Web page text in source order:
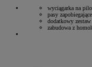
wyciągarka na
pasy
dodatkowy
zabudowa z